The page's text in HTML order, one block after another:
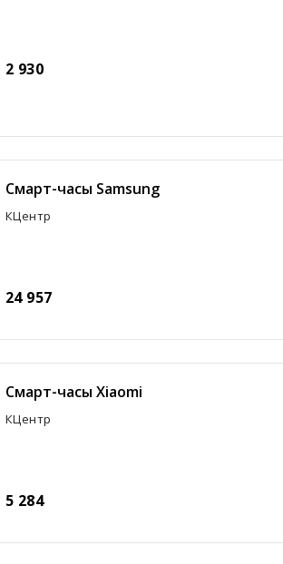
2 930
Смарт-часы Samsung
КЦентр
24 957
Смарт-часы Xiaomi
КЦентр
5 284